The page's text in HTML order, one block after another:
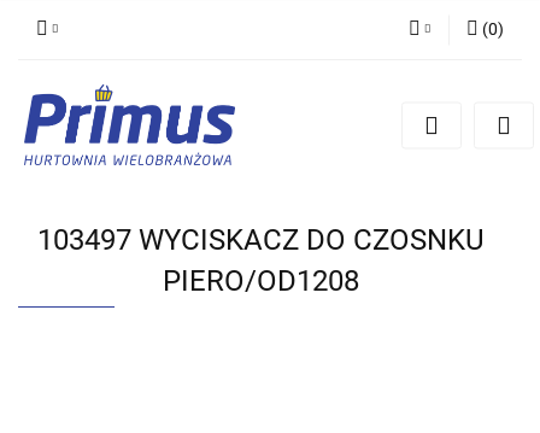
Zarejestruj się
(0)
103497 WYCISKACZ DO CZOSNKU
PIERO/OD1208